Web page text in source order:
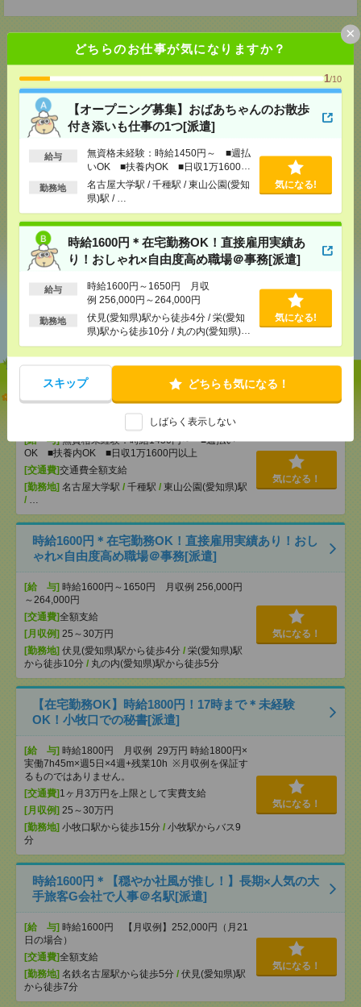
どちらのお仕事が気になりますか？
1/10
【オープニング募集】おばあちゃんのお散歩
付き添いも仕事の1つ[派遣]
給与
無資格未経験：時給1450円～ ■週払
いOK ■扶養内OK ■日収1万1600円
以上
勤務地
名古屋大学駅 / 千種駅 / 東山公園(愛知
県)駅 / …
気になる!
時給1600円＊在宅勤務OK！直接雇用実績あ
り！おしゃれ×自由度高め職場＠事務[派遣]
給与
時給1600円～1650円 月収
例 256,000円～264,000円
勤務地
伏見(愛知県)駅から徒歩4分 / 栄(愛知
県)駅から徒歩10分 / 丸の内(愛知県)駅
から徒歩5分
気になる!
スキップ どちらも気になる！
しばらく表示しない
×
応募ページへ
気になる！
メールで送る LINEで送る
シェア ツイート ブックマーク
あなたの閲覧履歴からの
おすすめ
【オープニング募集】おばあちゃんのお散歩付き添
[給 与]無資格未経験：時給1450円～ ■週払い
OK ■扶養内OK ■日収1万1600円以上
[交通費]交通費全額支給
[勤務地] 名古屋大学駅 / 千種駅 / 東山公園(愛知県)駅
/ …
気になる！
時給1600円＊在宅勤務OK！直接雇用実績あり！おし
ゃれ×自由度高め職場＠事務[派遣]
[給 与] 時給1600円～1650円 月収例 256,000円
～264,000円
[交通費]全額支給
[月収例] 25～30万円
[勤務地] 伏見(愛知県)駅から徒歩4分 / 栄(愛知県)駅
から徒歩10分 / 丸の内(愛知県)駅から徒歩5分
気になる！
【在宅勤務OK】時給1800円！17時まで＊未経験
OK！小牧口での秘書[派遣]
[給 与] 時給1800円 月収例 29万円 時給1800円×
実働7h45m×週5日×4週+残業10h ※月収例を保証す
るものではありません。
[交通費] 1ヶ月3万円を上限として実費支給
[月収例] 25～30万円
[勤務地] 小牧口駅から徒歩15分 / 小牧駅からバス9
分
気になる！
時給1600円＊【穏やか社風が推し！】長期×人気の大
手旅客G会社で人事＠名駅[派遣]
[給 与] 時給1600円 【月収例】252,000円（月21
日の場合）
[交通費]全額支給
[勤務地] 名鉄名古屋駅から徒歩5分 / 伏見(愛知県)駅
から徒歩7分
気になる！